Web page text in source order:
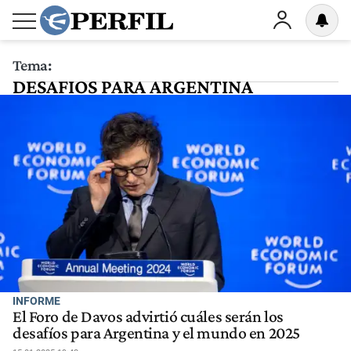
Tema:
DESAFIOS PARA ARGENTINA
INFORME
El Foro de Davos advirtió cuáles serán los
desafíos para Argentina y el mundo en 2025